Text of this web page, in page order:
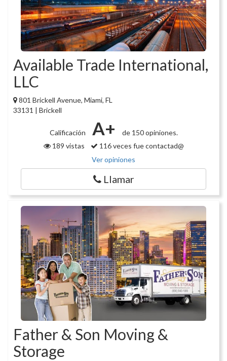
Available Trade International,
LLC
801 Brickell Avenue, Miami, FL
33131 | Brickell
Calificación A+
de 150 opiniones.
189 vistas
116 veces fue contactad@
Ver opiniones
Llamar
Father & Son Moving &
Storage